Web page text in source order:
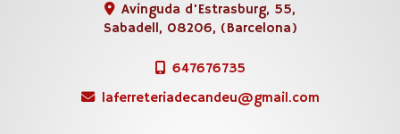
Avinguda d'Estrasburg, 55,
Sabadell, 08206, (Barcelona)
647676735
laferreteriadecandeu
gmail.com